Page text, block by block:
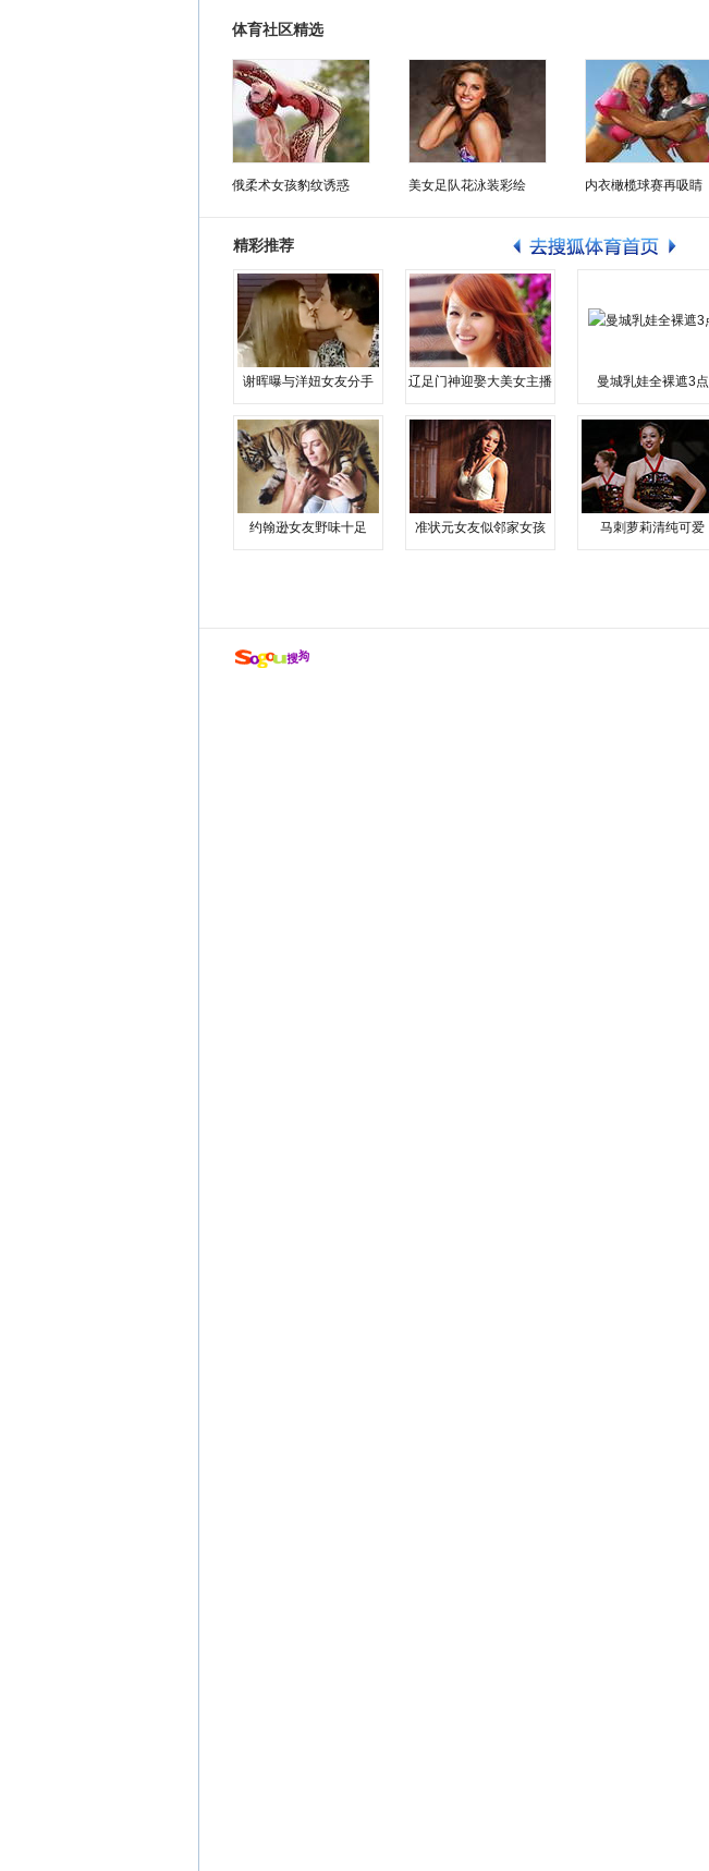
体育社区精选
俄柔术女孩豹纹诱惑 美女足队花泳装彩绘 内衣橄榄球赛再吸睛
精彩推荐
谢晖曝与洋妞女友分手 辽足门神迎娶大美女主播 曼城乳娃全裸遮3点
约翰逊女友野味十足 准状元女友似邻家女孩 马刺萝莉清纯可爱